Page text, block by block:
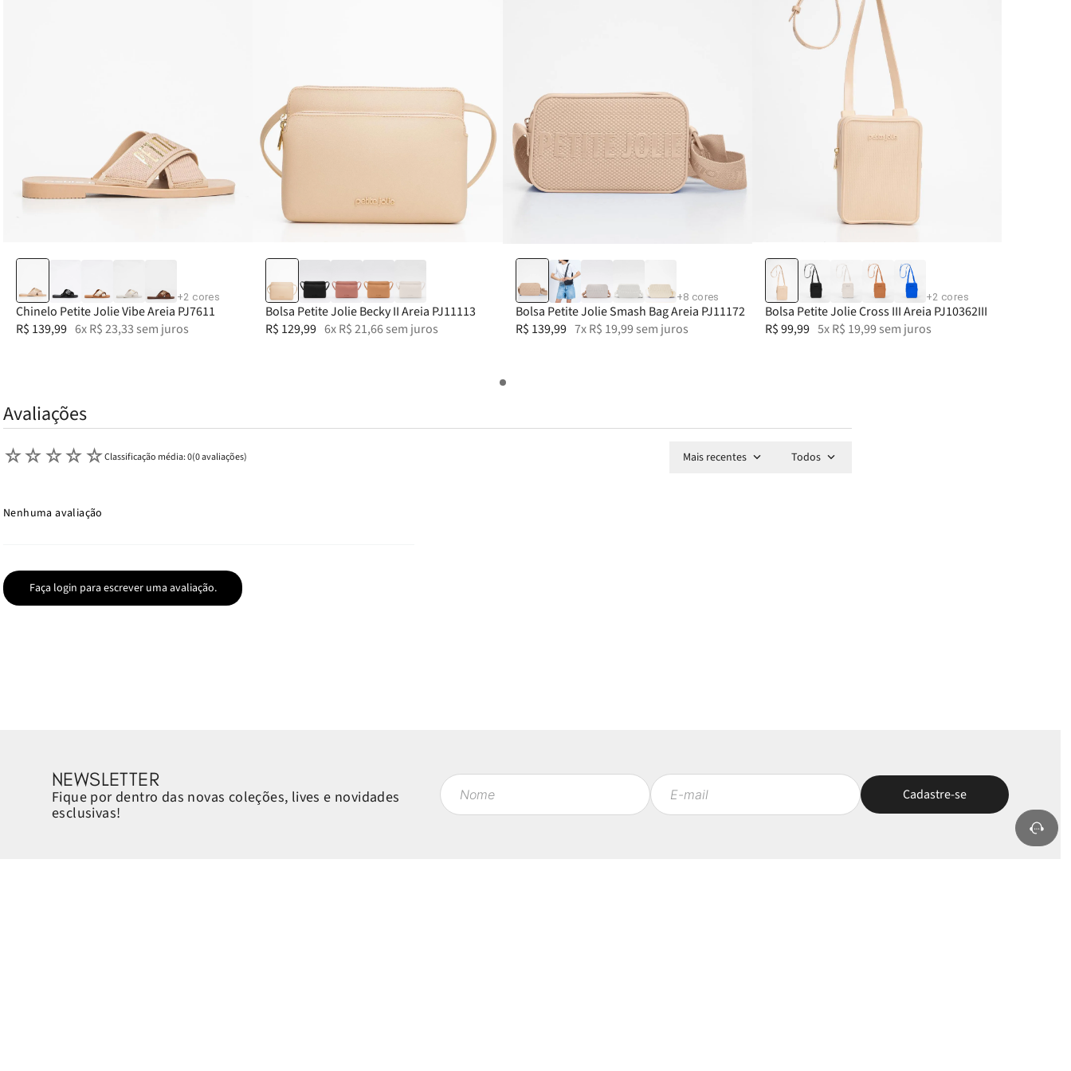
+2 cores
Chinelo Petite Jolie Vibe Areia PJ7611
R$ 139,99 6xR$23,33 sem juros
Bolsa Petite Jolie Becky II Areia PJ11113
R$ 129,99 6xR$21,66sem juros
+8 cores
Bolsa Petite Jolie Smash Bag Areia PJ11172
R$ 139,99 7xR$ 19,99 sem juros
+2 cores
Bolsa Petite Jolie Cross III Areia PJ10362III
R$99,99 5xR$ 19,99 sem juros
Avaliações
☆☆☆☆☆Classificação média: 0(0 avaliações)
Faça login para escrever uma avaliação.
Mais recentes Todos
Nenhuma avaliação
NEWSLETTER
Fique por dentro das novas coleções, lives e novidades
esclusivas!